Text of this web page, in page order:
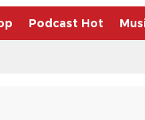
Podcast Hot